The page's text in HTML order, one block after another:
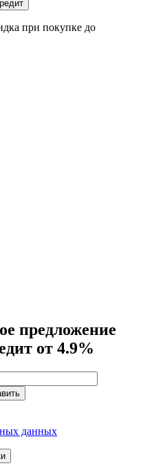
при покупке до
предложение
от 4.9%
данных